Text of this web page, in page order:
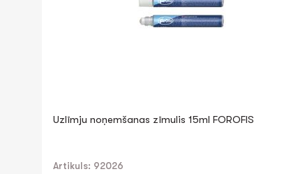
Uzlīmju noņemšanas zīmulis 15ml FOROFIS
Artikuls: 92026